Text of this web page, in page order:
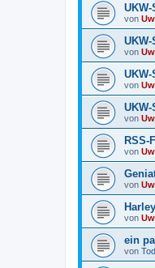
von
von
von
von
RSS-
von
von
von
ein
von